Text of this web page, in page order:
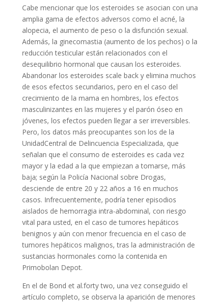
Cabe mencionar que los esteroides se asocian con una
amplia gama de efectos adversos como el acné, la
alopecia, el aumento de peso o la disfunción sexual.
Además, la ginecomastia (aumento de los pechos) o la
reducción testicular están relacionados con el
desequilibrio hormonal que causan los esteroides.
Abandonar los esteroides scale back y elimina muchos
de esos efectos secundarios, pero en el caso del
crecimiento de la mama en hombres, los efectos
masculinizantes en las mujeres y el parón óseo en
jóvenes, los efectos pueden llegar a ser irreversibles.
Pero, los datos más preocupantes son los de la
UnidadCentral de Delincuencia Especializada, que
señalan que el consumo de esteroides es cada vez
mayor y la edad a la que empiezan a tomarse, más
baja; según la Policía Nacional sobre Drogas,
desciende de entre 20 y 22 años a 16 en muchos
casos. Infrecuentemente, podría tener episodios
aislados de hemorragia intra-abdominal, con riesgo
vital para usted, en el caso de tumores hepáticos
benignos y aún con menor frecuencia en el caso de
tumores hepáticos malignos, tras la administración de
sustancias hormonales como la contenida en
Primobolan Depot.
En el de Bond et al.forty two, una vez conseguido el
artículo completo, se observa la aparición de menores